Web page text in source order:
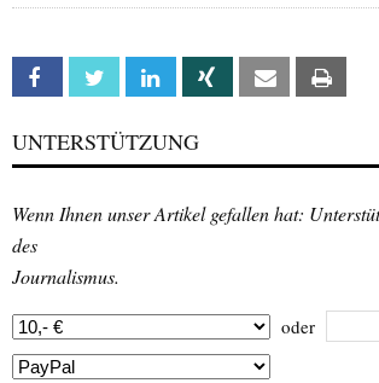
Facebook Twitter Linkedin Xing Email
UNTERSTÜTZUNG
Wenn Ihnen unser Artikel gefallen hat:
des
Journalismus.
oder